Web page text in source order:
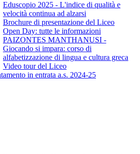
Eduscopio 2025 - L'indice di qualità e
velocità continua ad alzarsi
Brochure di presentazione del Liceo
Open Day: tutte le informazioni
PAIZONTES MANTHANUSI -
Giocando si impara: corso di
alfabetizzazione di lingua e cultura greca
Video tour del Liceo
in entrata a.s. 2024-25